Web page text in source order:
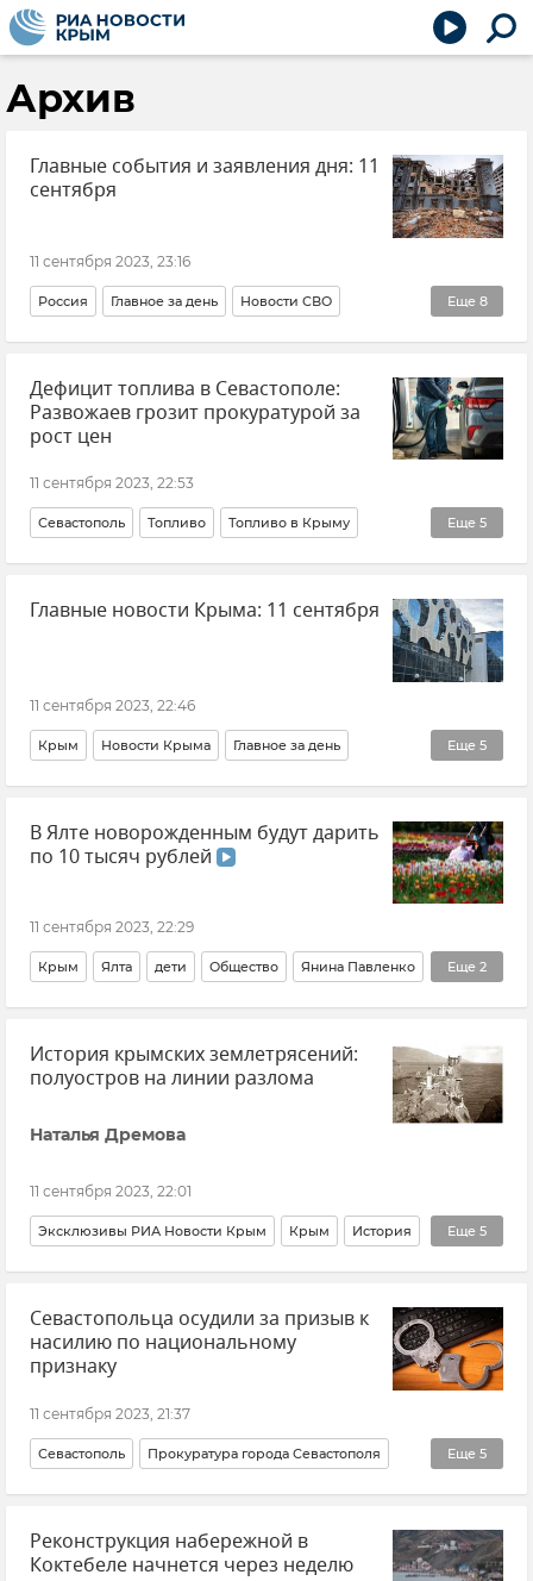
Архив
Главные события и заявления дня: 11
сентября
11 сентября 2023, 23:16
Еще 8
Россия Главное за день Новости СВО
Политика Происшествия
Порты Азовского-Черноморского бассейна
Ким Чен Ын Марокко В мире
Нападение подростка в школе в Ростовской области
Новости
Дефицит топлива в Севастополе:
Развожаев грозит прокуратурой за
рост цен
11 сентября 2023, 22:53
Еще 5
Севастополь Топливо Топливо в Крыму
Бензин Цены в Крыму Цены и тарифы
Общество Новости Крыма
Главные новости Крыма: 11 сентября
11 сентября 2023, 22:46
Еще 5
Крым Новости Крыма Главное за день
Общество Политика Севастополь Выборы
Земля в Крыму для участников СВО
В Ялте новорожденным будут дарить
по 10 тысяч рублей
11 сентября 2023, 22:29
Еще 2
Крым Ялта дети Общество Янина Павленко
Демография Новости Крыма
История крымских землетрясений:
полуостров на линии разлома
Наталья Дремова
11 сентября 2023, 22:01
Еще 5
Эксклюзивы РИА Новости Крым Крым История
Землетрясение Землетрясение в Черном море
Землетрясение в Крыму Общество Авторы
Севастопольца осудили за призыв к
насилию по национальному
признаку
11 сентября 2023, 21:37
Еще 5
Севастополь Прокуратура города Севастополя
Нахимовский районный суд Севастополя
Происшествия Общество Новости Крыма
Реконструкция набережной в
Коктебеле начнется через неделю